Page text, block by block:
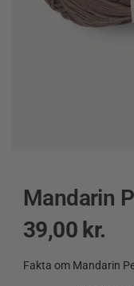
Mandarin
39,00 kr.
Fakta om Mandarin